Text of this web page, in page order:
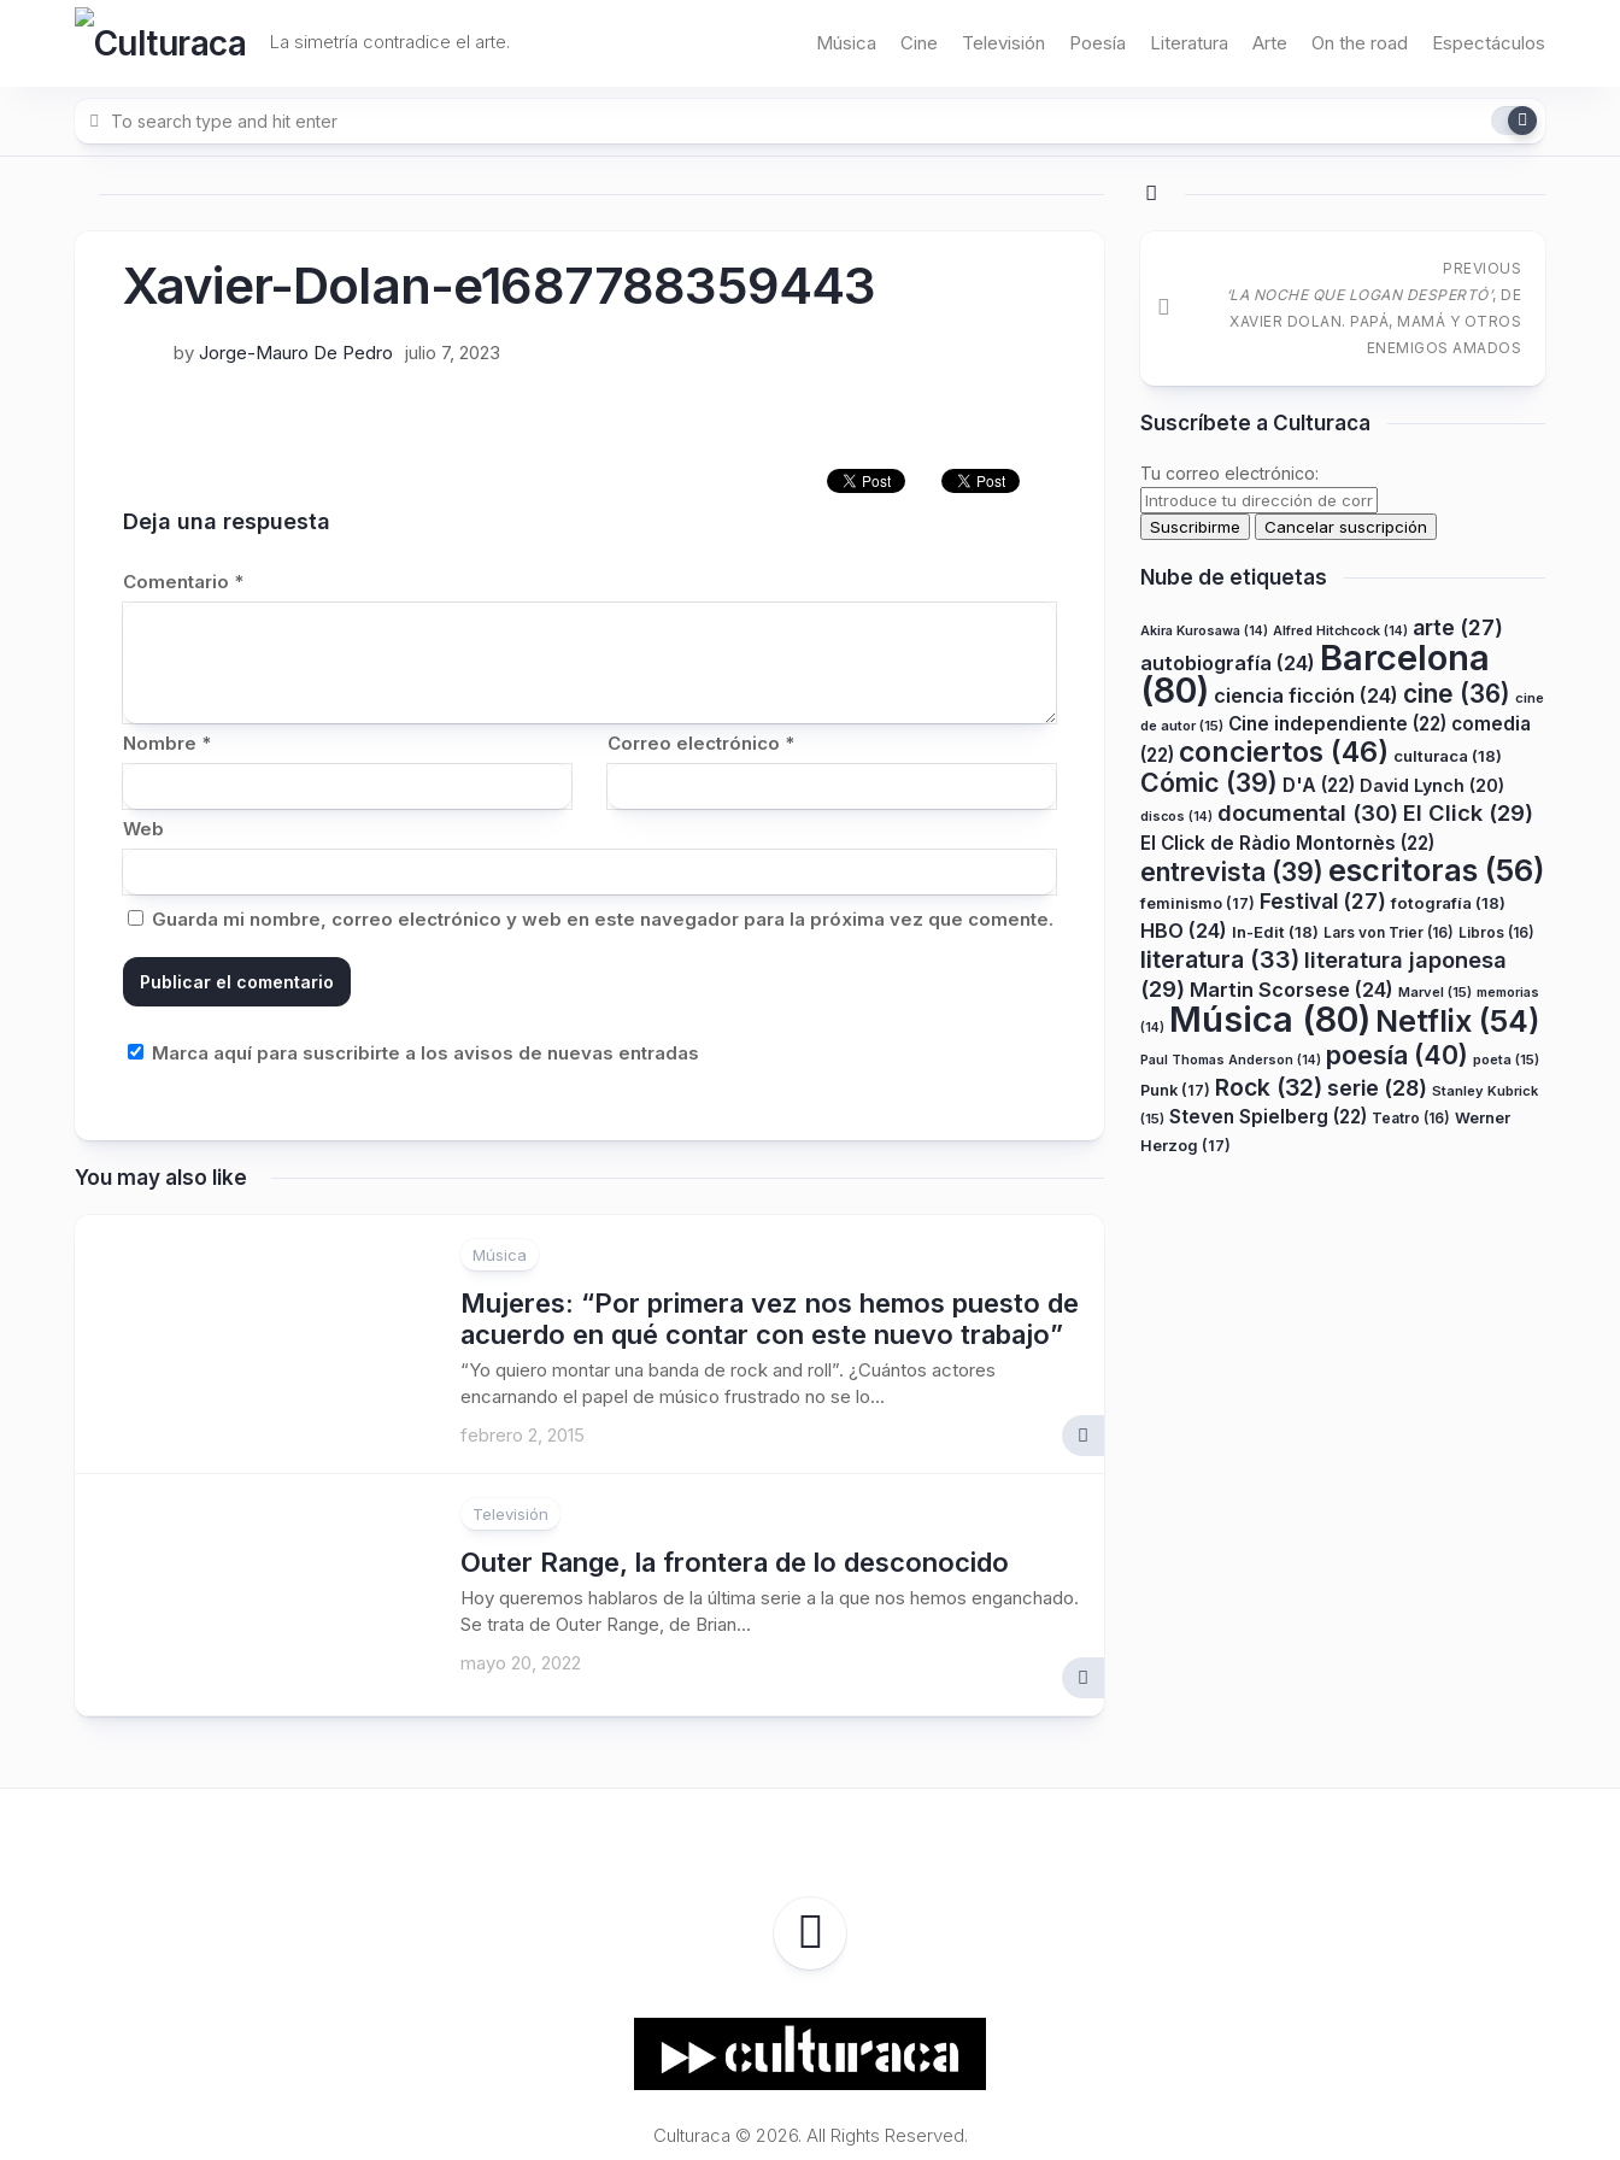
La simetría contradice el arte. Música Cine Televisión Poesía Literatura Arte On the road Espectáculos
Xavier-Dolan-e1687788359443
by Jorge-Mauro De Pedro julio 7, 2023
Deja una respuesta
Comentario *
Nombre * Correo electrónico *
Web
Guarda mi nombre, correo electrónico y web en este navegador para la próxima vez que comente.
Marca aquí para suscribirte a los avisos de nuevas entradas
You may also like
Música
Mujeres: “Por primera vez nos hemos puesto de
acuerdo en qué contar con este nuevo trabajo”
“Yo quiero montar una banda de rock and roll”. ¿Cuántos actores
encarnando el papel de músico frustrado no se lo...
febrero 2, 2015
Televisión
Outer Range, la frontera de lo desconocido
Hoy queremos hablaros de la última serie a la que nos hemos enganchado.
Se trata de Outer Range, de Brian...
mayo 20, 2022
PREVIOUS
‘LA NOCHE QUE LOGAN DESPERTÓ’, DE
XAVIER DOLAN. PAPÁ, MAMÁ Y OTROS
ENEMIGOS AMADOS
Suscríbete a Culturaca
Tu correo electrónico:
Nube de etiquetas
Akira Kurosawa (14) Alfred Hitchcock (14) arte (27)
autobiografía (24) Barcelona
(80) ciencia ficción (24) cine (36) cine
de autor(15) Cine independiente (22) comedia
(22) conciertos (46) culturaca (18)
Cómic (39) D'A (22) David Lynch (20)
discos (14) documental (30) El Click (29)
El Click de Ràdio Montornès (22)
entrevista (39) escritoras (56)
feminismo (17) Festival (27) fotografía (18)
HBO (24) In-Edit (18) Lars von Trier (16) Libros (16)
literatura (33) literatura japonesa
(29) Martin Scorsese (24) Marvel (15) memorias
(14) Música (80) Netflix (54)
Paul Thomas Anderson (14) poesía (40) poeta (15)
Punk (17) Rock (32) serie (28) Stanley Kubrick
(15) Steven Spielberg (22) Teatro (16) Werner
Herzog (17)
Culturaca © 2026. All Rights Reserved.